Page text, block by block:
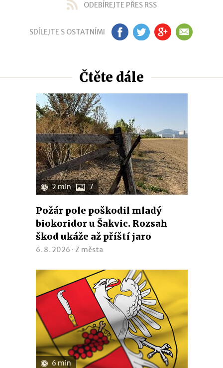
ODEBÍREJTE PŘES RSS
SDÍLEJTE S OSTATNÍMI FB TW GP EM
Čtěte dále
2 min 7
Požár pole poškodil mladý
biokoridor u Šakvic. Rozsah
škod ukáže až příští jaro
6. 8. 2026 · Z města
6 min